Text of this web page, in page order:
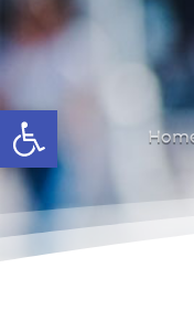
Abrir barra de